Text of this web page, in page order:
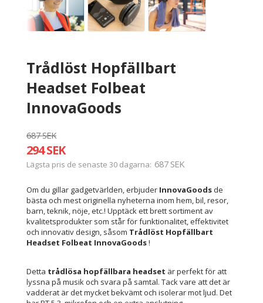
Trådlöst Hopfällbart
Headset Folbeat
InnovaGoods
687 SEK
294 SEK
Lägsta pris de senaste 30 dagarna 687 SEK
Om du gillar gadgetvärlden, erbjuder InnovaGoods de
bästa och mest originella nyheterna inom hem, bil, resor,
barn, teknik, nöje, etc.! Upptäck ett brett sortiment av
kvalitetsprodukter som står för funktionalitet, effektivitet
och innovativ design, såsom Trådlöst Hopfällbart
Headset Folbeat InnovaGoods!
Detta trådlösa hopfällbara headset är perfekt för att
lyssna på musik och svara på samtal. Tack vare att det är
vadderat är det mycket bekvämt och isolerar mot ljud. Det